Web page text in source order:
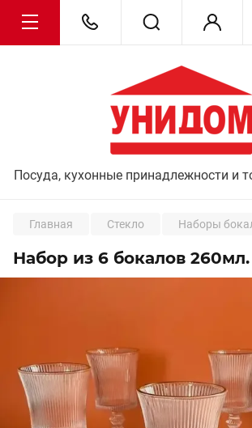
Посуда, кухонные принадлежности и
Главная Стекло Наборы
Набор из 6 бокалов